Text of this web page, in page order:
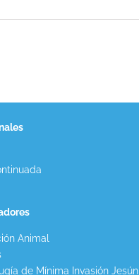
Animal
de Mínima Invasión Jesún